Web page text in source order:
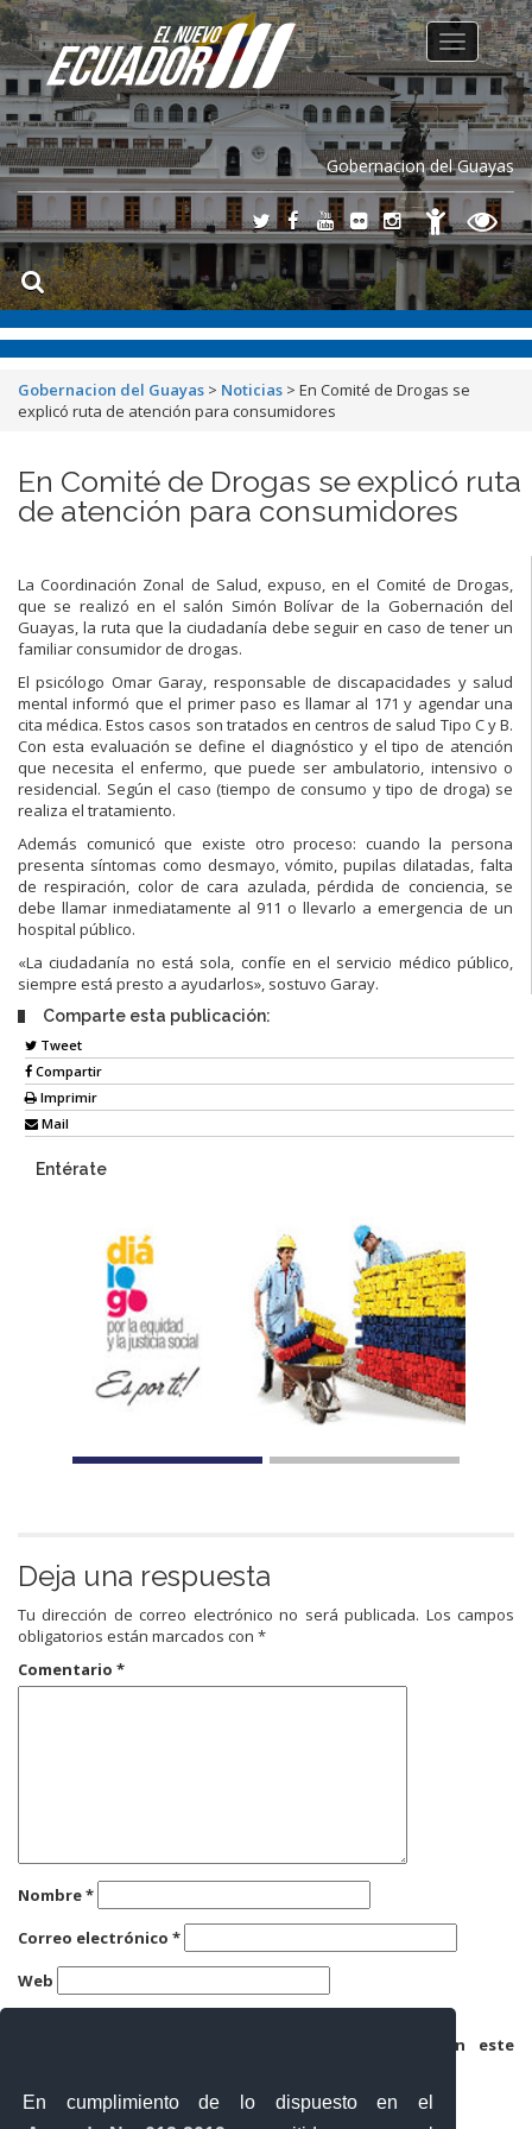
En cumplimiento de lo dispuesto en el
Gobernacion del Guayas
Toggle
navigation
Gobernacion del Guayas > Noticias > En Comité de Drogas se
explicó ruta de atención para consumidores
En Comité de Drogas se explicó ruta
de atención para consumidores
La Coordinación Zonal de Salud, expuso, en el Comité de Drogas,
que se realizó en el salón Simón Bolívar de la Gobernación del
Guayas, la ruta que la ciudadanía debe seguir en caso de tener un
familiar consumidor de drogas.
El psicólogo Omar Garay, responsable de discapacidades y salud
mental informó que el primer paso es llamar al 171 y agendar una
cita médica. Estos casos son tratados en centros de salud Tipo C y B.
Con esta evaluación se define el diagnóstico y el tipo de atención
que necesita el enfermo, que puede ser ambulatorio, intensivo o
residencial. Según el caso (tiempo de consumo y tipo de droga) se
realiza el tratamiento.
Además comunicó que existe otro proceso: cuando la persona
presenta síntomas como desmayo, vómito, pupilas dilatadas, falta
de respiración, color de cara azulada, pérdida de conciencia, se
debe llamar inmediatamente al 911 o llevarlo a emergencia de un
hospital público.
«La ciudadanía no está sola, confíe en el servicio médico público,
siempre está presto a ayudarlos», sostuvo Garay.
Comparte esta publicación:
Tweet
Compartir
Imprimir
Mail
Entérate
Deja una respuesta
Tu dirección de correo electrónico no será publicada. Los campos
obligatorios están marcados con *
Comentario *
Nombre*
Correo electrónico *
Web
Guarda mi nombre, correo electrónico y web en este